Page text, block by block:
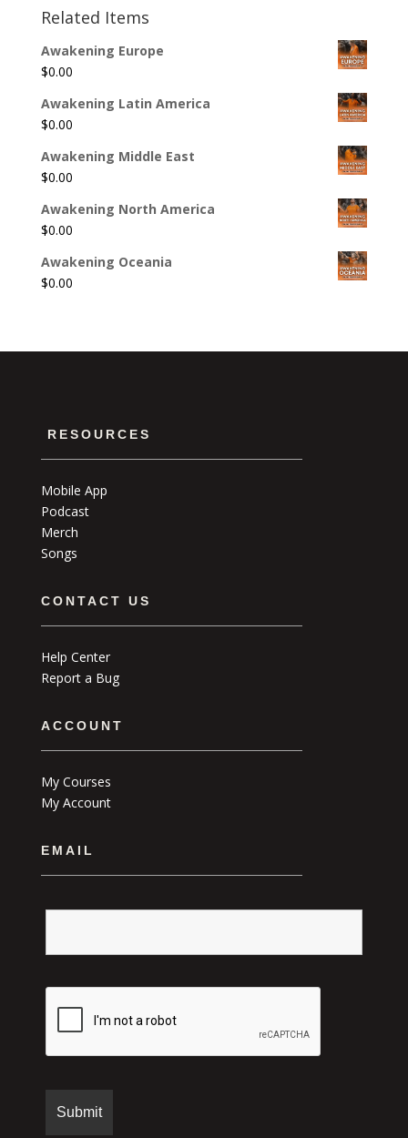
Related Items
Awakening Europe
$0.00
Awakening Latin America
$0.00
Awakening Middle East
$0.00
Awakening North America
$0.00
Awakening Oceania
$0.00
RESOURCES
Mobile App
Podcast
Merch
Songs
CONTACT US
Help Center
Report a Bug
ACCOUNT
My Courses
My Account
EMAIL